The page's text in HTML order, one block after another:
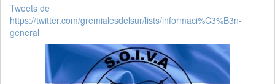
Tweets de
https://twitter.com/gremialesdelsur/lists/informaci%C3%B3n-
general